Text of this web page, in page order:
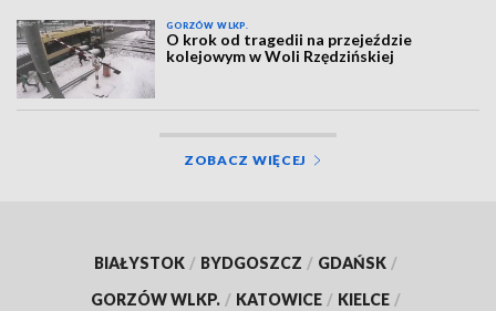
GORZÓW WLKP.
O krok od tragedii na przejeździe
kolejowym w Woli Rzędzińskiej
ZOBACZ WIĘCEJ
BIAŁYSTOK / BYDGOSZCZ / GDAŃSK /
GORZÓW WLKP. / KATOWICE / KIELCE /